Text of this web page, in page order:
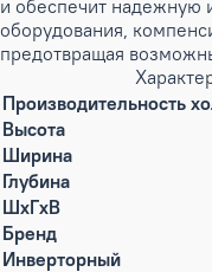
и обеспечит надежную
оборудования,
предотвращая
Производительность
Высота
Ширина
Глубина
ШxГxВ
Бренд
Инверторный